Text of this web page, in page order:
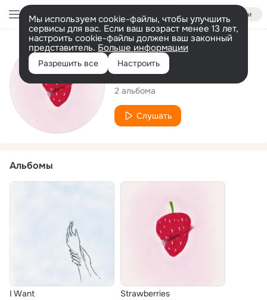
Войти
Мы используем cookie-файлы, чтобы улучшить
сервисы для вас. Если ваш возраст менее 13 лет,
настроить cookie-файлы должен ваш законный
представитель. Больше информации
Разрешить все Настроить
Исполнитель
Vietra
2 альбома
Слушать
Альбомы
I Want Strawberries